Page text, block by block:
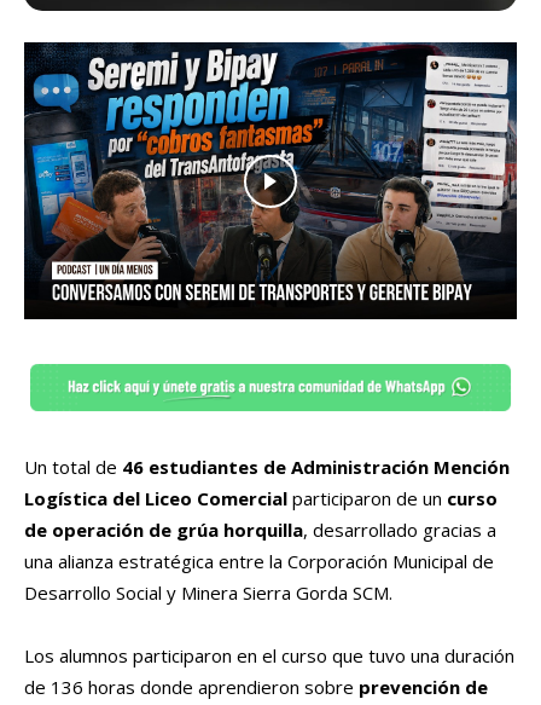
Un total de 46 estudiantes de Administración Mención
Logística del Liceo Comercial participaron de un curso
de operación de grúa horquilla, desarrollado gracias a
una alianza estratégica entre la Corporación Municipal de
Desarrollo Social y Minera Sierra Gorda SCM.
Los alumnos participaron en el curso que tuvo una duración
de 136 horas donde aprendieron sobre prevención de